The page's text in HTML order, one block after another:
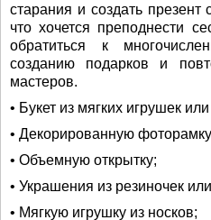
старания и создать
что хочется преподнести
обратиться к
созданию подарков и
мастеров.
• Букет из мягких игрушек
• Декорированную
• Объемную открытку;
• Украшения из резиночек
• Мягкую игрушку из носков;